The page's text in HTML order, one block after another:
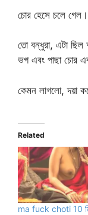
চোর হেসে চলে গেল।
তো বন্ধুরা, এটা
ভগ এবং পাছা চোর
কেমন লাগলো, দয়া
Related
ma fuck choti 10